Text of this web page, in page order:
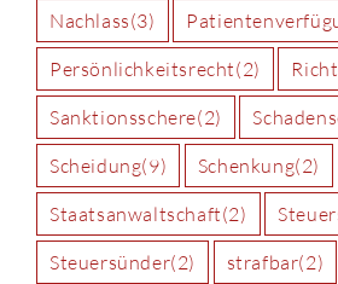
Nachlass(3)
Persönlichkeitsrecht(2)
Sanktionsschere(2)
Scheidung(9) Schenkung(2)
Staatsanwaltschaft(2)
Steuersünder(2) strafbar(2)